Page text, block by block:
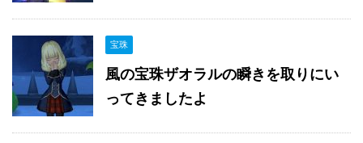
宝珠
風の宝珠ザオラルの瞬きを取りにい
ってきましたよ